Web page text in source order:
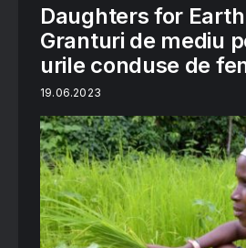
Daughters for
Granturi de mediu
urile conduse de
19.06.2023